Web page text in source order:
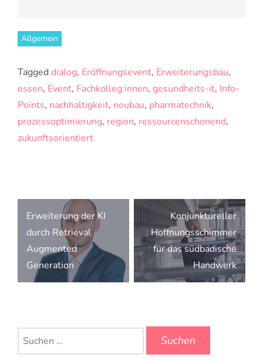
Allgemein
Tagged dialog, Eröffnungsevent, Erweiterungsbau,
essen, Event, Fachkolleg:innen, gesundheits-it, Info-
Points, nachhaltigkeit, neubau, pharmatechnik,
prozessoptimierung, region, ressourcenschonend,
zukunftsorientiert
Beitragsnavigation
Erweiterung der KI
durch Retrieval
Augmented
Generation
Konjunktureller
Hoffnungsschimmer
für das südbadische
Handwerk
Suchen
nach: